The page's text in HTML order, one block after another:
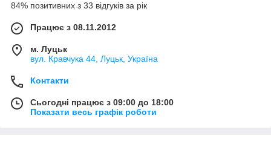
84% позитивних з 33 відгуків за рік
Працює з 08.11.2012
м. Луцьк
вул. Кравчука 44, Луцьк, Україна
Контакти
Сьогодні працює з 09:00 до 18:00
Показати весь графік роботи